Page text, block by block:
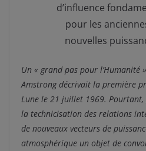
d’influence
pour les
nouvelles
Un « grand pas pour l’Humanité
Amstrong décrivait la première
Lune le 21 juillet 1969.
la technicisation des relations
de nouveaux vecteurs de
atmosphérique un objet de